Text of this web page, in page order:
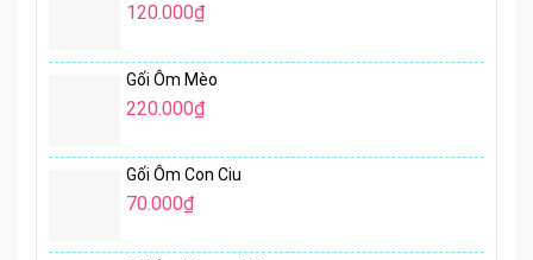
120.000₫
Gối Ôm Mèo
220.000₫
Gối Ôm Con Ciu
70.000₫